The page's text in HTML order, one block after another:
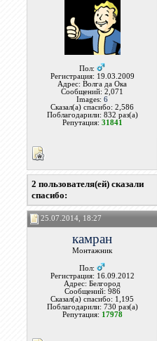
Пол:
Регистрация: 19.03.2009
Адрес: Волга да Ока
Сообщений: 2,071
Images:6
Сказал(а) спасибо: 2,586
Поблагодарили: 832 раз(а)
Репутация: 31841
2 пользователя(ей) сказали
cпасибо:
25.07.2014, 18:27
камран
Монтажник
Пол:
Регистрация: 16.09.2012
Адрес: Белгород
Сообщений: 986
Сказал(а) спасибо: 1,195
Поблагодарили: 730 раз(а)
Репутация: 17978